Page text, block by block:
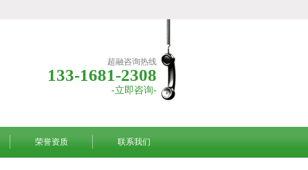
超融咨询热线
133-1681-2308
-立即咨询-
荣誉资质 联系我们